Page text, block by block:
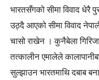
भारतसँगको सीमा विवाद धेरै
उठ्दै आएको सीमा विवाद
चासो राखेन । कुनैबेला
तत्कालीन एमालेले
सुल्झाउन भारतमाथि दबाब